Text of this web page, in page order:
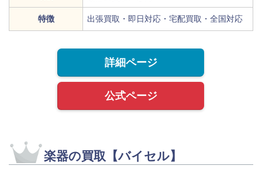
特徴 出張買取・即日対応・宅配買取・全国対応
詳細ページ
公式ページ
楽器の買取【バイセル】